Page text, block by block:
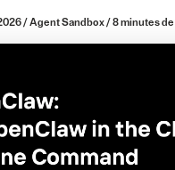
/ Agent Sandbox/ 8 minutes